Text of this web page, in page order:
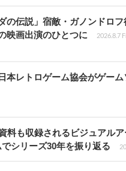
の伝説」宿敵・ガノンドロ
映画出演のひとつに
2026.8.7
本レトロゲーム協会がゲー
料も収録されるビジュアル
シリーズ30年を振り返る